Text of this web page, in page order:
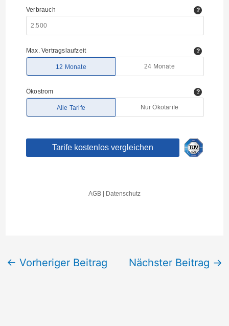
← Vorheriger Beitrag Nächster Beitrag →